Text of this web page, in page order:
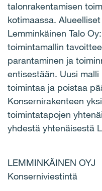
talonrakentamisen
kotimaassa.
Lemminkäinen Talo
toimintamallin
parantaminen ja
entisestään. Uusi
toimintaa ja poistaa
Konsernirakenteen
toimintatapojen
yhdestä yhtenäisestä
LEMMINKÄINEN OYJ
Konserniviestintä